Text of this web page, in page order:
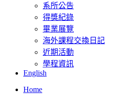
系所公告
得獎紀錄
畢業展覽
海外課程交換日記
近期活動
學程資訊
English
Home